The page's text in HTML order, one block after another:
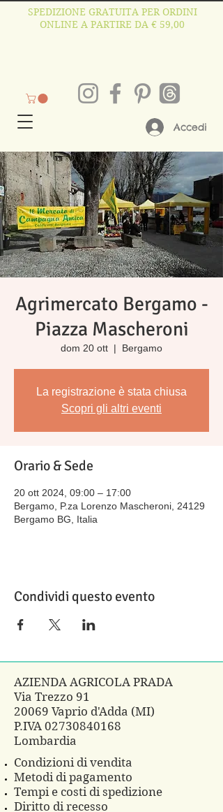
SPEDIZIONE GRATUITA PER ORDINI
ONLINE A PARTIRE DA € 59,00
Accedi
Agrimercato Bergamo -
Piazza Mascheroni
dom 20 ott
  |
Bergamo
La registrazione è stata chiusa
Scopri gli altri eventi
Orario & Sede
20 ott 2024, 09:00 – 17:00
Bergamo, P.za Lorenzo Mascheroni, 24129
Bergamo BG, Italia
Condividi questo evento
AZIENDA AGRICOLA PRADA
Via Trezzo 91
20069 Vaprio d'Adda (MI)
P.IVA 02730840168
Lombardia
Condizioni di vendita
Metodi di pagamento
Tempi e costi di spedizione
Diritto di recesso